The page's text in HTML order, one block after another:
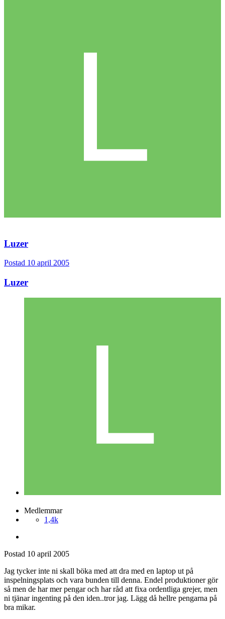
Luzer
Postad 10 april 2005
Luzer
Medlemmar
1,4k
Postad 10 april 2005
Jag tycker inte ni skall böka med att dra med en laptop ut på
inspelningsplats och vara bunden till denna. Endel produktioner gör
så men de har mer pengar och har råd att fixa ordentliga grejer, men
ni tjänar ingenting på den iden..tror jag. Lägg då hellre pengarna på
bra mikar.